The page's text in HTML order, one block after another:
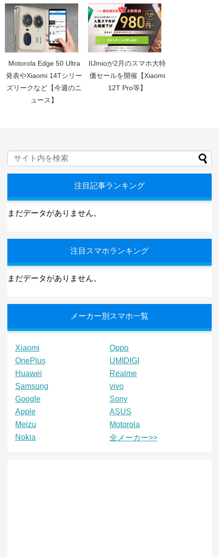
Motorola Edge 50 Ultra
発表やXiaomi 14Tシリー
ズリークなど【今週のニ
ュース】
IIJmioが2月のスマホ大特
価セールを開催【Xiaomi
12T Pro等】
注目記事ランキング
まだデータがありません。
注目スマホランキング
まだデータがありません。
メーカー別スマホ一覧
Xiaomi
Oppo
OnePlus
UMIDIGI
Huawei
Realme
Samsung
vivo
Google
Sony
Apple
ASUS
Meizu
Motorola
Nokia
全メーカー>>